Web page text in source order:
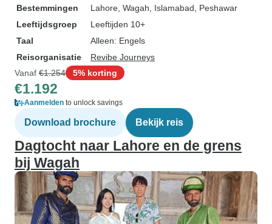
Bestemmingen
Lahore , Wagah , Islamabad , Peshawar
Leeftijdsgroep
Leeftijden 10+
Taal
Alleen: Engels
Reisorganisatie
Revibe Journeys
Vanaf €1.254 5% korting
€1.192
Aanmelden to unlock savings
Download brochure Bekijk reis
Dagtocht naar Lahore en de grens
bij Wagah